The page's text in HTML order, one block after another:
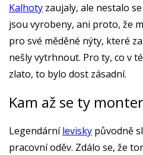
Kalhoty zaujaly, ale nestalo
jsou vyrobeny, ani proto, že
pro své měděné nýty, které
nešly vytrhnout. Pro ty, co v
zlato, to bylo dost zásadní.
Kam až se ty
Legendárnílevisky původně
pracovní oděv. Zdálo se, že